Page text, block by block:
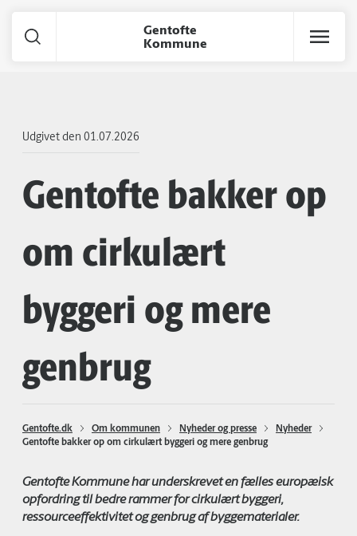
Gentofte
Kommune
Udgivet den 01.07.2026
Gentofte bakker op
om cirkulært
byggeri og mere
genbrug
Gentofte.dk Om kommunen Nyheder og presse
Nyheder
Gentofte bakker op om cirkulært byggeri og mere genbrug
Gentofte Kommune har underskrevet en fælles europæisk
opfordring til bedre rammer for cirkulært byggeri,
ressourceeffektivitet og genbrug af byggematerialer.